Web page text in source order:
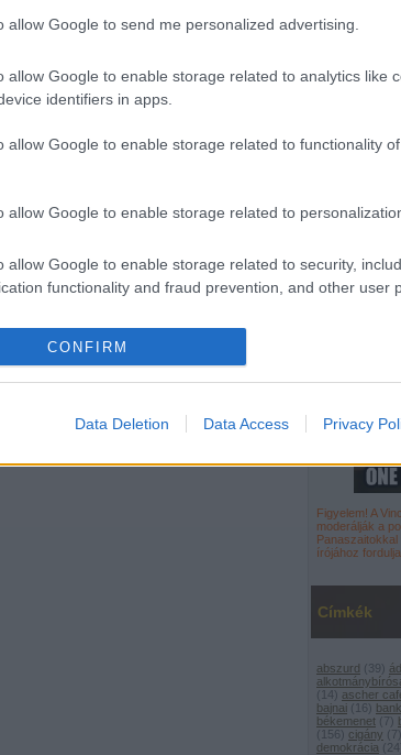
allow Google to send me personalized advertising.
allow Google to enable storage related to analytics like
identifiers in apps.
allow Google to enable storage related to functionality
allow Google to enable storage related to
allow Google to enable storage related to security,
functionality and fraud prevention, and other user
CONFIRM
Data Deletion Data Access Privacy
Figyelem! A
moderálják a
írójához
Címkék
abszurd ( 39)
( 14) ascher
bajnai ( 16 ) bank
békemenet ( 7)
( 156 ) cigány ( 7)
demokrácia ( 24